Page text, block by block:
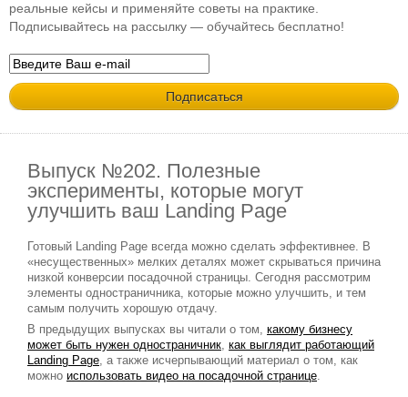
реальные кейсы и применяйте советы на практике.
Подписывайтесь на рассылку — обучайтесь бесплатно!
Выпуск №202. Полезные
эксперименты, которые могут
улучшить ваш Landing Page
Готовый Landing Page всегда можно сделать эффективнее. В
«несущественных» мелких деталях может скрываться причина
низкой конверсии посадочной страницы. Сегодня рассмотрим
элементы одностраничника, которые можно улучшить, и тем
самым получить хорошую отдачу.
В предыдущих выпусках вы читали о том, какому бизнесу
может быть нужен одностраничник, как выглядит работающий
Landing Page, а также исчерпывающий материал о том, как
можно использовать видео на посадочной странице.